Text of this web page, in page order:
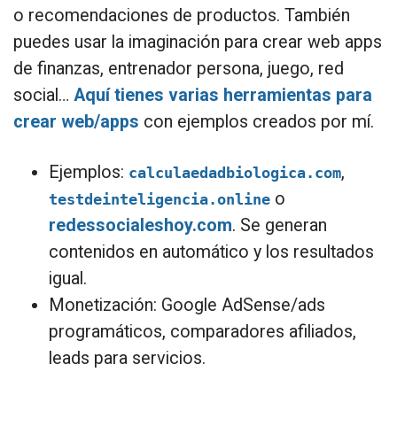
o recomendaciones de productos. También
puedes usar la imaginación para crear web apps
de finanzas, entrenador persona, juego, red
social… Aquí tienes varias herramientas para
crear web/apps con ejemplos creados por mí.
Ejemplos: calculaedadbiologica.com,
testdeinteligencia.online o
redessocialeshoy.com. Se generan
contenidos en automático y los resultados
igual.
Monetización: Google AdSense/ads
programáticos, comparadores afiliados,
leads para servicios.